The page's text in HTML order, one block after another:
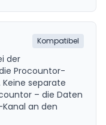
Kompatibel
der
Procountor-
separate
– die Daten
an den